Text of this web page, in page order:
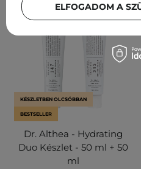
KÉSZLETBEN OLCSÓBBAN
BESTSELLER
Dr. Althea - Hydrating
Duo Készlet - 50 ml + 50
ml
ELFOGADOM A